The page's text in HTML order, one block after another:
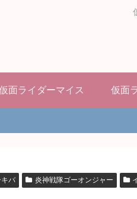
面ライダーマイス 仮面
バ 炎神戦隊ゴーオンジャー